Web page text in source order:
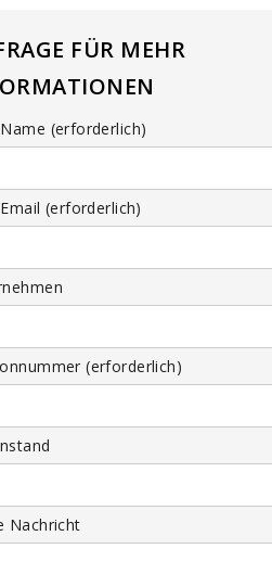
FÜR MEHR
(erforderlich)
(erforderlich)
(erforderlich)
Nachricht